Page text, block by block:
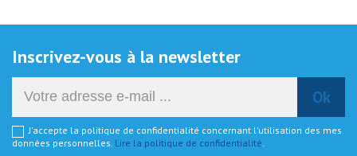
Inscrivez-vous à la newsletter
J'accepte la politique de confidentialité concernant l'utilisation des mes
données personnelles. Lire la politique de confidentialité